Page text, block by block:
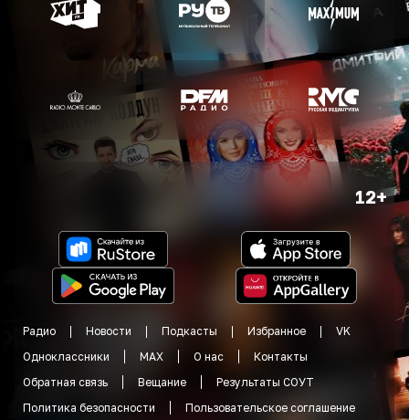
12+
Радио Новости Подкасты Избранное
VK
Одноклассники
MAX О нас
Контакты
Обратная связь
Вещание
Результаты СОУТ
Политика безопасности
Пользовательское соглашение